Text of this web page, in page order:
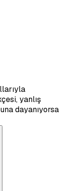
yanlış
dayanıyorsa